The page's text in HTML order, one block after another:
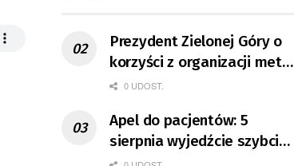
Prezydent Zielonej Góry o
korzyści z organizacji mety
Tour de Pologne
0 UDOST.
Apel do pacjentów: 5
sierpnia wyjedźcie szybciej
z domów